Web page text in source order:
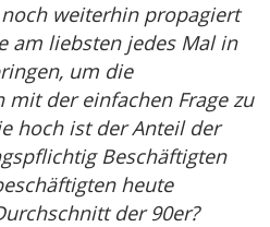
weiterhin propagiert
am liebsten jedes Mal in
um die
mit der einfachen Frage zu
hoch ist der Anteil der
Beschäftigten
heute
der 90er?